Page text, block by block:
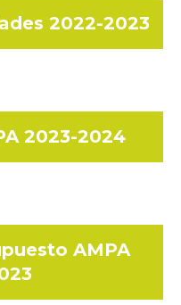
2022-2023
2023-2024
AMPA